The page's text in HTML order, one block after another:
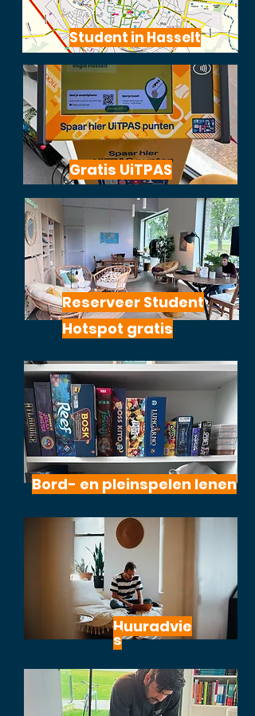
Student in Hasselt
Gratis UiTPAS
Reserveer Student
Hotspot gratis
Bord- en pleinspelen lenen
Huuradvie
s